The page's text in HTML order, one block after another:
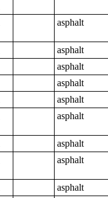
asphalt
asphalt
asphalt
asphalt
asphalt
asphalt
asphalt
asphalt
asphalt